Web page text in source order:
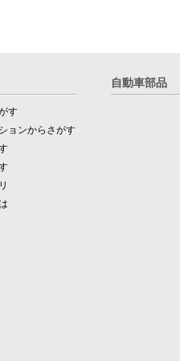
す
ョンからさがす
自動車部品